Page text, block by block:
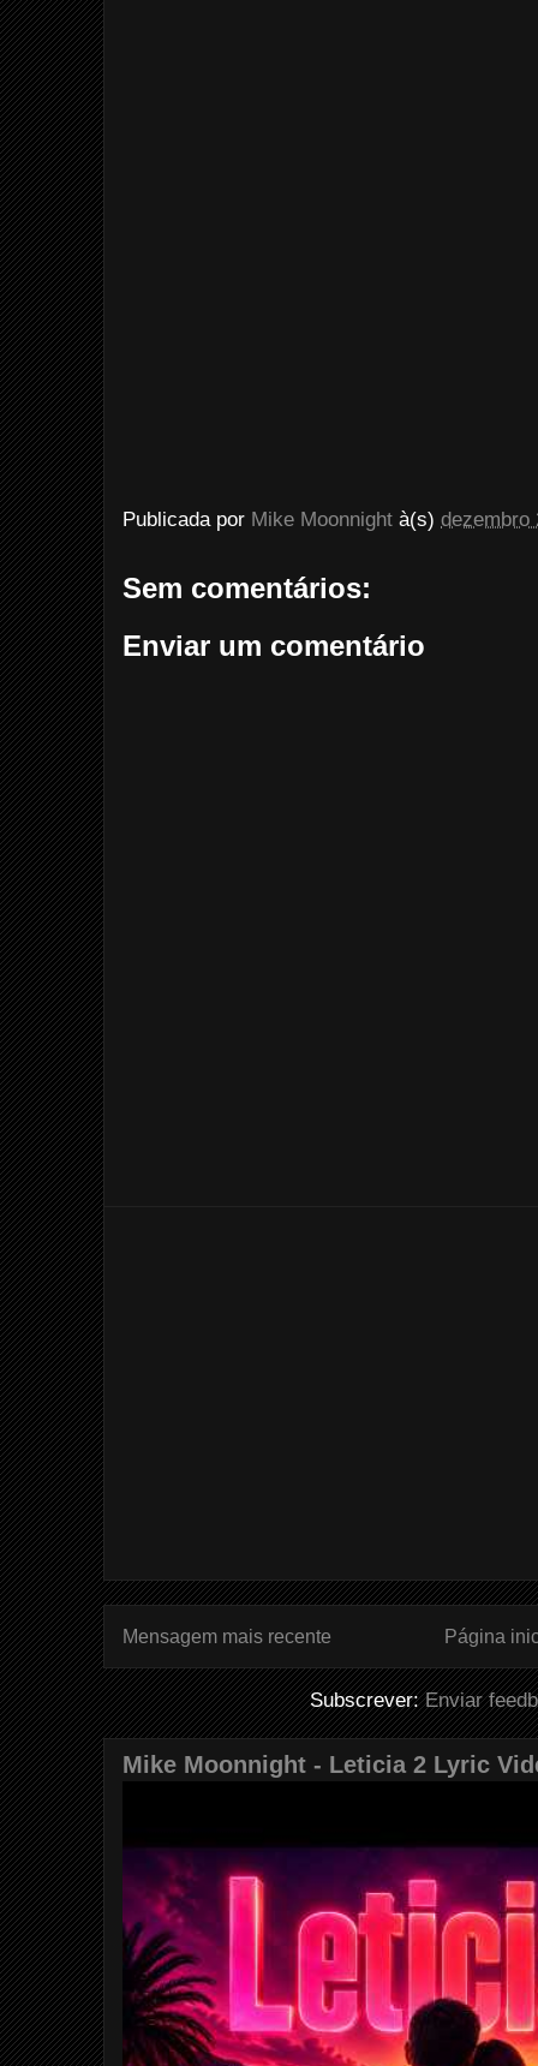
Publicada por Mike Moonnight à(s) dezembro
Sem comentários:
Enviar um comentário
Mensagem mais recente Página
Subscrever:Enviar
Mike Moonnight - Leticia 2 Lyric